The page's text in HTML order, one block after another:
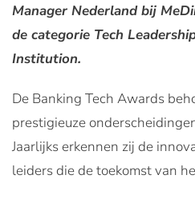
Manager Nederland bij
de categorie Tech
Institution.
De Banking Tech Awards
prestigieuze
Jaarlijks erkennen zij de
leiders die de toekomst van